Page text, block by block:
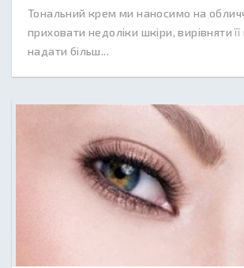
Тональний крем ми наносимо на
приховати недоліки шкіри, вирівняти
надати більш...